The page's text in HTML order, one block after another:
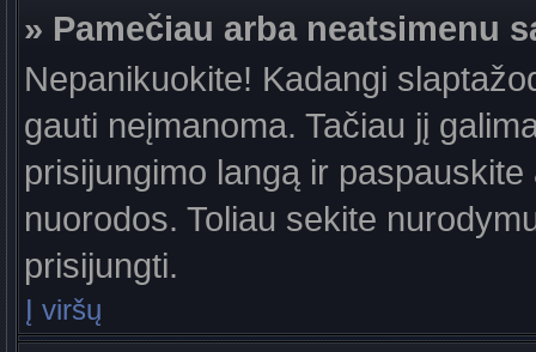
» Pamečiau arba neatsimenu
Nepanikuokite! Kadangi
gauti neįmanoma. Tačiau jį
prisijungimo langą ir
nuorodos. Toliau sekite
prisijungti.
Į viršų